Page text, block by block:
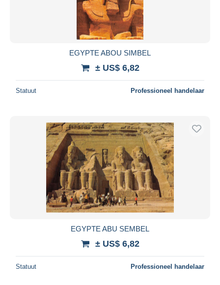
EGYPTE ABOU SIMBEL
± US$ 6,82
Statuut Professioneel handelaar
EGYPTE ABU SEMBEL
± US$ 6,82
Statuut Professioneel handelaar